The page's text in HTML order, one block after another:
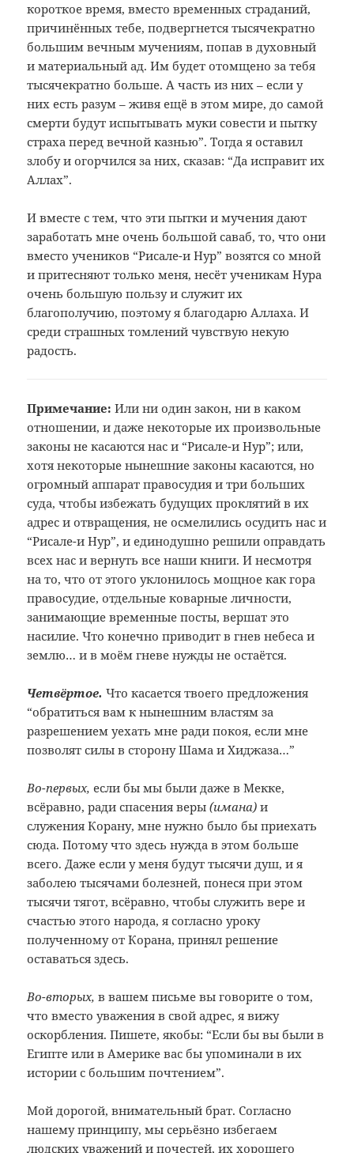
короткое время, вместо временных страданий,
причинённых тебе, подвергнется тысячекратно
большим вечным мучениям, попав в духовный
и материальный ад. Им будет отомщено за тебя
тысячекратно больше. А часть из них – если у
них есть разум – живя ещё в этом мире, до самой
смерти будут испытывать муки совести и пытку
страха перед вечной казнью”. Тогда я оставил
злобу и огорчился за них, сказав: “Да исправит их
Аллах”.
И вместе с тем, что эти пытки и мучения дают
заработать мне очень большой саваб, то, что они
вместо учеников “Рисале-и Нур” возятся со мной
и притесняют только меня, несёт ученикам Нура
очень большую пользу и служит их
благополучию, поэтому я благодарю Аллаха. И
среди страшных томлений чувствую некую
радость.
Примечание: Или ни один закон, ни в каком
отношении,и даже некоторые их произвольные
законыне касаются нас и “Рисале-и Нур”; или,
хотя некоторые нынешние законы касаются,но
огромный аппарат правосудия и трибольших
суда, чтобы избежать будущихпроклятий в их
адрес и отвращения, неосмелились осудить нас и
“Рисале-иНур”, и единодушно решили оправдать
всех нас и вернуть все наши книги. Инесмотря
на то, что от этого уклонилосьмощное как гора
правосудие, отдельныековарные личности,
занимающие временныепосты, вершат это
насилие. Что конечноприводит в гнев небеса и
землю… и вмоём гневе нужды не остаётся.
Четвёртое. Что касается твоего предложения
“обратиться вам к нынешним властям за
разрешением уехать мне ради покоя, если мне
позволят силы в сторону Шама и Хиджаза…”
Во-первых, если бы мы были даже в Мекке,
всёравно, ради спасения веры(имана) и
служения Корану, мне нужно было бы приехать
сюда. Потому что здесь нужда в этом больше
всего. Даже если у меня будут тысячи душ, и я
заболею тысячами болезней, понеся при этом
тысячи тягот, всёравно, чтобы служить вере и
счастью этого народа, я согласно уроку
полученному от Корана, принял решение
оставаться здесь.
Во-вторых, в вашем письме вы говорите о том,
что вместо уважения в свой адрес, я вижу
оскорбления. Пишете, якобы: “Если бы вы были в
Египте или в Америке вас бы упоминали в их
истории с большим почтением”.
Мой дорогой, внимательный брат. Согласно
нашему принципу, мы серьёзно избегаем
людских уважений и почестей, их хорошего